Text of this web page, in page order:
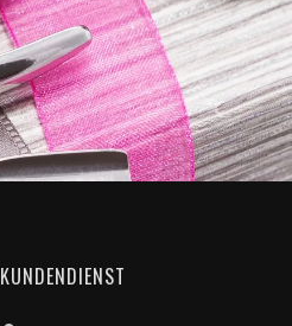
KUNDENDIENST